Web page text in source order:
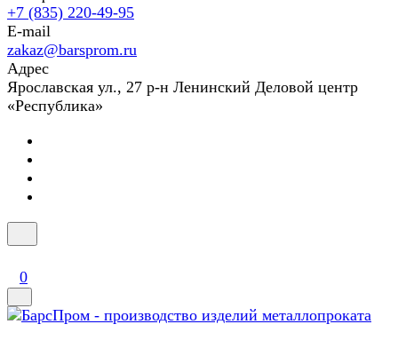
+7 (835) 220-49-95
E-mail
zakaz@barsprom.ru
Адрес
Ярославская ул., 27 р-н Ленинский Деловой центр
«Республика»
0